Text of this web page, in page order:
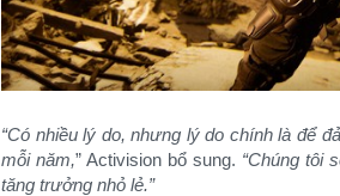
“Có nhiều lý do, nhưng lý do chính là để
mỗi năm,” Activision bổ sung. “Chúng tôi
tăng trưởng nhỏ lẻ.”